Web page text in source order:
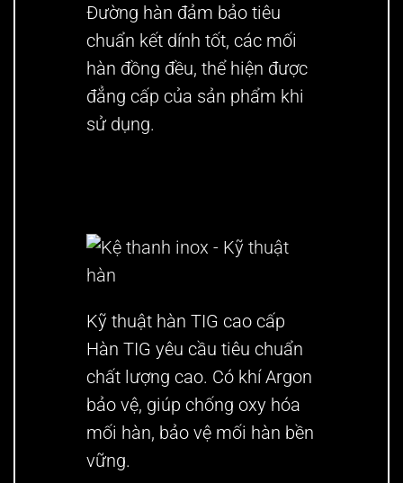
Đường hàn đảm bảo tiêu
chuẩn kết dính tốt, các mối
hàn đồng đều, thể hiện được
đẳng cấp của sản phẩm khi
sử dụng.
Kỹ thuật hàn TIG cao cấp
Hàn TIG yêu cầu tiêu chuẩn
chất lượng cao. Có khí Argon
bảo vệ, giúp chống oxy hóa
mối hàn, bảo vệ mối hàn bền
vững.